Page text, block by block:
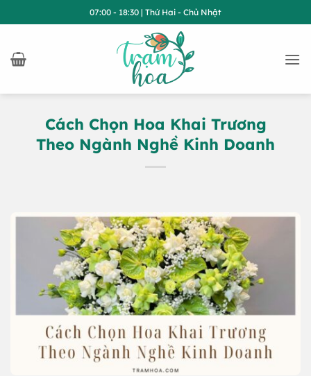
qua
dung
07:00 - 18:30 | Thứ Hai - Chủ Nhật
Cách Chọn Hoa Khai Trương
Theo Ngành Nghề Kinh Doanh